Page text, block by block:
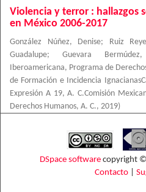
Violencia y terror : hallazgos
en México 2006-2017
González Núñez, Denise; Ruiz
Guadalupe; Guevara
Iberoamericana, Programa de
de Formación e Incidencia
Expresión A 19, A. C.Comisión
Derechos Humanos, A. C., 2019)
DSpace software copyright
Contacto|